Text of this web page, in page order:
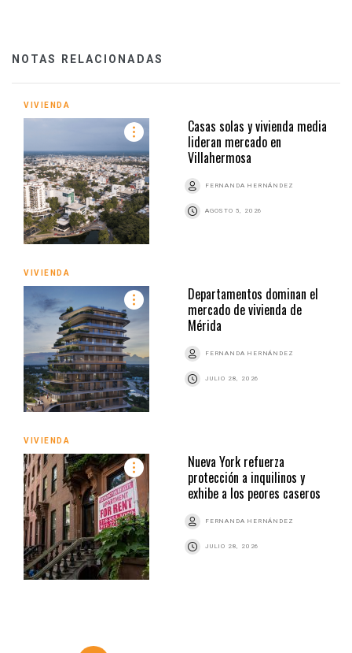
NOTAS RELACIONADAS
VIVIENDA
Casas solas y vivienda media
lideran mercado en
Villahermosa
FERNANDA HERNÁNDEZ
AGOSTO 5, 2026
VIVIENDA
Departamentos dominan el
mercado de vivienda de
Mérida
FERNANDA HERNÁNDEZ
JULIO 28, 2026
VIVIENDA
Nueva York refuerza
protección a inquilinos y
exhibe a los peores caseros
FERNANDA HERNÁNDEZ
JULIO 28, 2026